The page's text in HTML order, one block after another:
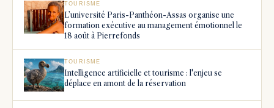
TOURISME
L’université Paris-Panthéon-Assas organise une
formation exécutive au management émotionnel le
18 août à Pierrefonds
TOURISME
Intelligence artificielle et tourisme : l'enjeu se
déplace en amont de la réservation